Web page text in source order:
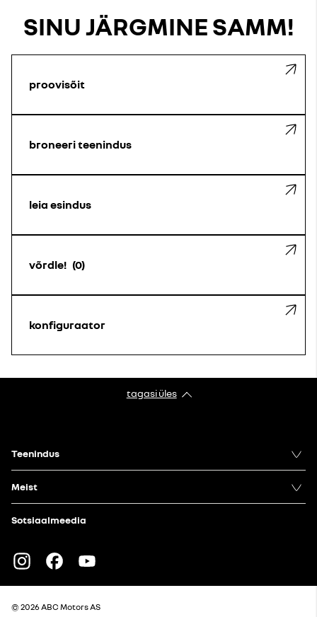
SINU JÄRGMINE SAMM!
proovisõit
broneeri teenindus
leia esindus
võrdle! 0
konfiguraator
tagasi üles
Teenindus
Meist
Sotsiaalmeedia
Instagram
Facebook
© 2026 ABC Motors AS